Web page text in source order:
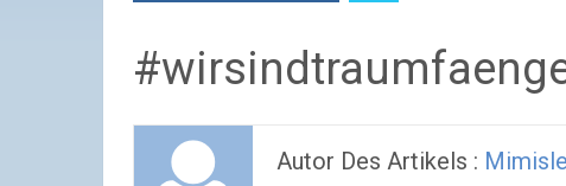
Autor Des Artikels :